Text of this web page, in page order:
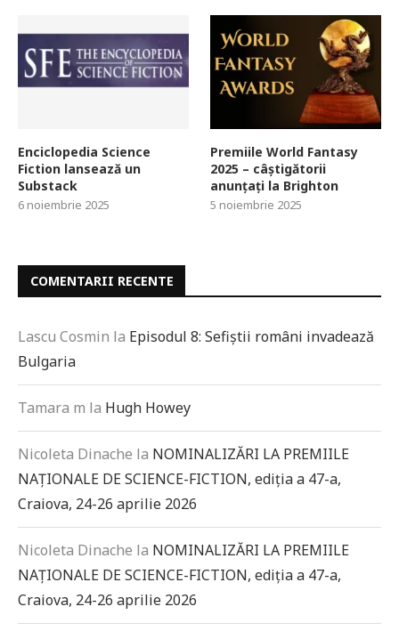
Enciclopedia Science
Fiction lansează un
Substack
6 noiembrie 2025
Premiile World Fantasy
2025 – câștigătorii
anunțați la Brighton
5 noiembrie 2025
COMENTARII RECENTE
Lascu Cosmin la Episodul 8: Sefiștii români invadează
Bulgaria
Tamara m la Hugh Howey
Nicoleta Dinache la NOMINALIZĂRI LA PREMIILE
NAȚIONALE DE SCIENCE-FICTION, ediția a 47-a,
Craiova, 24-26 aprilie 2026
Nicoleta Dinache la NOMINALIZĂRI LA PREMIILE
NAȚIONALE DE SCIENCE-FICTION, ediția a 47-a,
Craiova, 24-26 aprilie 2026